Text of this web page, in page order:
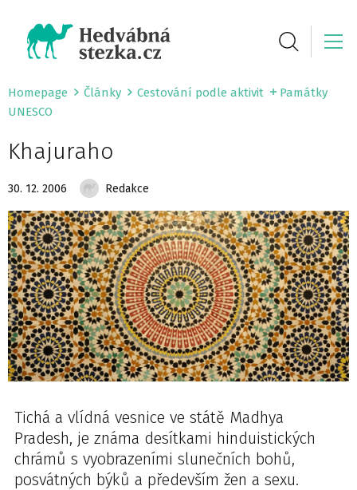
Homepage Články Cestování podle aktivit
Památky
UNESCO
Khajuraho
30. 12. 2006 Redakce
Tichá a vlídná vesnice ve státě Madhya
Pradesh, je známa desítkami hinduistických
chrámů s vyobrazeními slunečních bohů,
posvátných býků a především žen a sexu.